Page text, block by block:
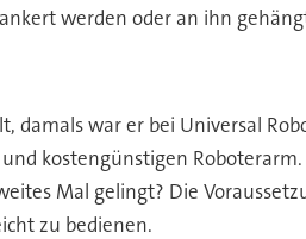
werden oder an ihn
damals war er bei Universal
kostengünstigen
Mal gelingt? Die
zu bedienen.